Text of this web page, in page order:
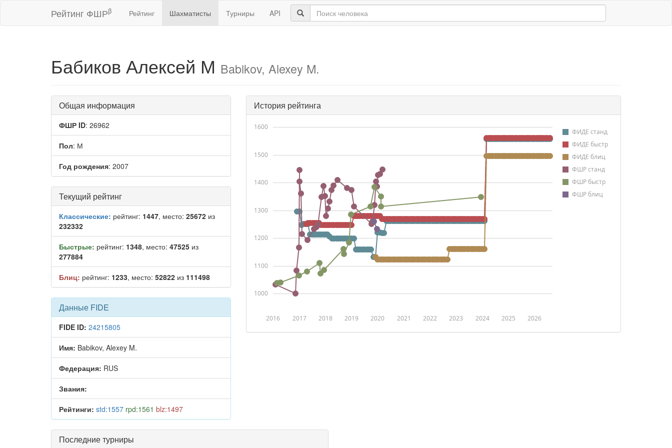
Рейтинг ФШРβ Рейтинг Шахматисты Турниры API
Бабиков Алексей М Babikov, Alexey M.
Общая информация
ФШР ID: 26962
Пол: М
Год рождения: 2007
Текущий рейтинг
Классические: рейтинг: 1447, место: 25672 из
232332
Быстрые: рейтинг: 1348, место: 47525 из
277884
Блиц: рейтинг: 1233, место: 52822 из 111498
Данные FIDE
FIDE ID: 24215805
Имя: Babikov, Alexey M.
Федерация: RUS
Звания:
Рейтинги: std:1557 rpd:1561 blz:1497
История рейтинга
ФИДЕ станд
ФИДЕ быстр
ФИДЕ блиц
ФШР станд
ФШР быстр
ФШР блиц
2016 2017 2018 2019 2020 2021 2022 2023 2024 2025 2026
1000
1100
1200
1300
1400
1500
1600
Последние турниры